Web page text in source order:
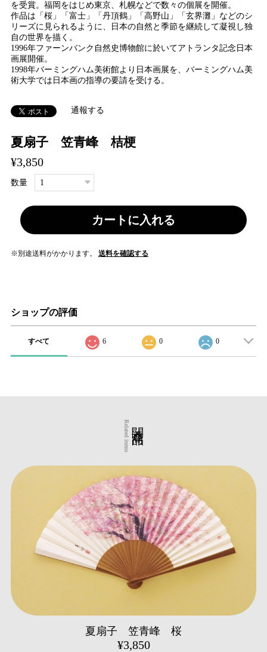
夏扇子 笠青峰 桔梗
¥3,850
数量
カートに入れる
※別途送料がかかります。 送料を確認する
を受賞。福岡をはじめ東京、札幌などで数々の個展を開催。
作品は「桜」「富士」「丹頂鶴」「高野山」「玄界灘」などのシ
リーズに見られるように、日本の自然と季節を継続して凝視し独
自の世界を描く。
1996年ファーンバンク自然史博物館に於いてアトランタ記念日本
画展開催。
1998年バーミングハム美術館より日本画展を、バーミングハム美
術大学では日本画の指導の要請を受ける。
通報する
ショップの評価
すべて 6 0 0
Related items
夏扇子 笠青峰 桜
¥3,850